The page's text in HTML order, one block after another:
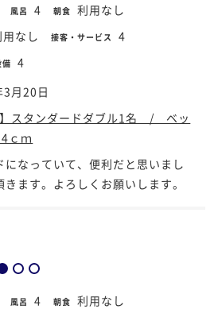
風呂 4 朝食 利用なし
用なし 接客・サービス 4
備 4
月20日
】スタンダードダブル1名 / ベッ
ｃｍ
になっていて、便利だと思いまし
ます。よろしくお願いします。
風呂 4 朝食 利用なし